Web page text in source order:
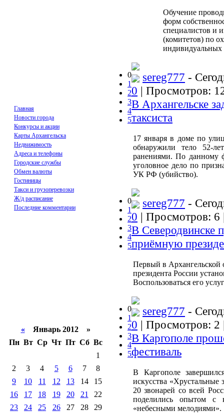
Главная
Новости города
Конкурсы и акции
Карты Архангельска
Недвижимость
Адреса и телефоны
Городские службы
Обмен валюты
Гостиницы
Такси и грузоперевозки
Ж/д расписание
Последние комментарии
«Январь 2012 »
Пн Вт Ср Чт Пт Сб Вс
1
2
3 4 5 6 7
8
9
10 11 12 13 14
15
16
17 18 19 20 21
22
23
24 25 26 27 28
29
Обучение
форм
специалистов и
(комитетов) по
индивидуальных
0
1
2
3
4
5
sereg777 -
0 | Просмотров:
В Архангельске
таксиста
17 января в доме по
обнаружили тело 52-
ранениями. По данному
уголовное дело по
УК РФ (убийство).
0
1
2
3
4
5
sereg777 -
0 | Просмотров:
В Северодвинске
приёмную
Первый в Архангельской
президента России
Воспользоваться его
0
1
2
3
4
5
sereg777 -
0 | Просмотров:
В Каргополе
фестиваль
В Каргополе
искусства «Хрустальные
20 звонарей со всей
поделились опытом с
«небесными мелодиями».